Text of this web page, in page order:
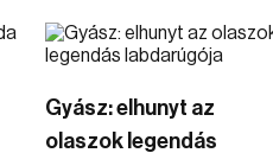
Gyász: elhunyt az
olaszok legendás